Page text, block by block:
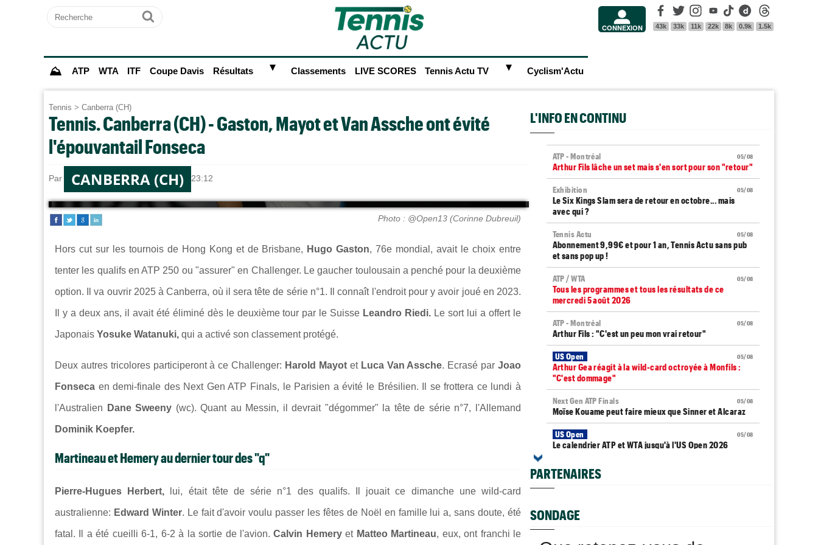
Recherche
Ok CONNEXION
Facebook
43k
Twitter
33k
Instagram
11k
Youtube
22k
Tik Tok
8k
Dailymotion
0.9k 1.5k
⛰ ATP WTA ITF Coupe Davis Résultats ► Classements LIVE SCORES Tennis Actu TV ► Cyclism'Actu
Tennis > Canberra (CH)
Tennis. Canberra (CH) - Gaston, Mayot et Van Assche ont évité
l'épouvantail Fonseca
Par Jules HARODEle 29/12/2024 à 23:12
CANBERRA (CH)
Photo : @Open13 (Corinne Dubreuil)
Hors cut sur les tournois de Hong Kong et de Brisbane, Hugo Gaston, 76e mondial, avait le choix entre
tenter les qualifs en ATP 250 ou "assurer" en Challenger. Le gaucher toulousain a penché pour la deuxième
option. Il va ouvrir 2025 à Canberra, où il sera tête de série n°1. Il connaît l'endroit pour y avoir joué en 2023.
Il y a deux ans, il avait été éliminé dès le deuxième tour par le Suisse Leandro Riedi. Le sort lui a offert le
Japonais Yosuke Watanuki, qui a activé son classement protégé.
Deux autres tricolores participeront à ce Challenger: Harold Mayot et Luca Van Assche. Ecrasé parJoao
Fonseca en demi-finale des Next Gen ATP Finals, le Parisien a évité le Brésilien. Il se frottera ce lundi à
l'Australien Dane Sweeny (wc). Quant au Messin, il devrait "dégommer" la tête de série n°7, l'Allemand
Dominik Koepfer.
Martineau et Hemery au dernier tour des "q"
Pierre-Hugues Herbert, lui, était tête de série n°1 des qualifs. Il jouait ce dimanche une wild-card
australienne: Edward Winter. Le fait d'avoir voulu passer les fêtes de Noël en famille lui a, sans doute, été
fatal. Il a été cueilli 6-1, 6-2 à la sortie de l'avion.Calvin Hemeryet Matteo Martineau, eux, ont franchi le
L'INFO EN CONTINU
05/08
ATP - Montréal
Arthur Fils lâche un set mais s'en sort pour son "retour"
05/08
Exhibition
Le Six Kings Slam sera de retour en octobre... mais
avec qui ?
05/08
Tennis Actu
Abonnement 9,99€ et pour 1 an, Tennis Actu sans pub
et sans pop up !
05/08
ATP / WTA
Tous les programmes et tous les résultats de ce
mercredi 5 août 2026
05/08
ATP - Montréal
Arthur Fils : "C'est un peu mon vrai retour"
05/08
US Open
Arthur Gea réagit à la wild-card octroyée à Monfils :
"C'est dommage"
05/08
Next Gen ATP Finals
Moïse Kouame peut faire mieux que Sinner et Alcaraz
05/08
US Open
Le calendrier ATP et WTA jusqu'à l'US Open 2026
ATP - Montréal
Zverev : "Vous pensez que Djokovic se soucie d’une
prime ?"
WTA - Toronto
Elena Rybakina peut détrôner Aryna Sabalenka à
Toronto
PARTENAIRES
SONDAGE